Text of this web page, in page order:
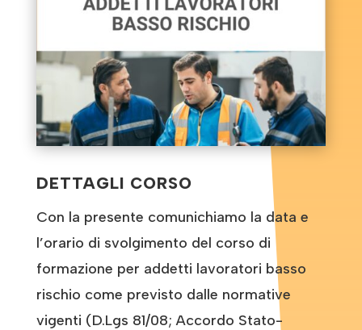
DETTAGLI CORSO
Con la presente comunichiamo la data e
l’orario di svolgimento del corso di
formazione per addetti lavoratori basso
rischio come previsto dalle normative
vigenti (D.Lgs 81/08; Accordo Stato-